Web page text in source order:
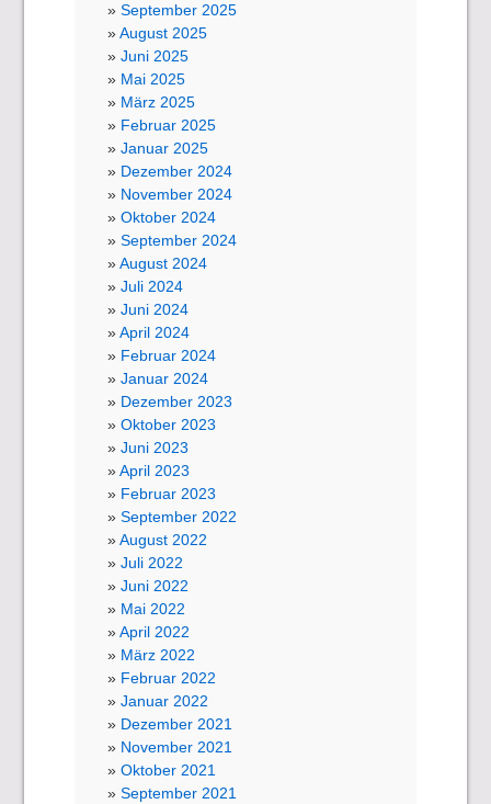
September 2025
August 2025
Juni 2025
Mai 2025
März 2025
Februar 2025
Januar 2025
Dezember 2024
November 2024
Oktober 2024
September 2024
August 2024
Juli 2024
Juni 2024
April 2024
Februar 2024
Januar 2024
Dezember 2023
Oktober 2023
Juni 2023
April 2023
Februar 2023
September 2022
August 2022
Juli 2022
Juni 2022
Mai 2022
April 2022
März 2022
Februar 2022
Januar 2022
Dezember 2021
November 2021
Oktober 2021
September 2021